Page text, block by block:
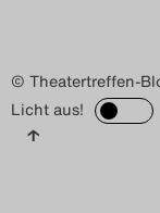
© Theatertreffen-
Licht aus!
↑